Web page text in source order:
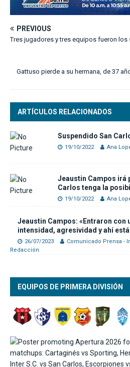
PREVIOUS
Tres jugadores y tres equipos fueron
Gattuso pierde a su hermana, de 37
ARTÍCULOS RELACIONADOS
Suspendido San
19/10/2022 Ana
Jeaustin Campos irá
Carlos tenga la
19/10/2022 Ana
Jeaustin Campos: «Entraron con
intensidad, agresividad y ahí
26/07/2023
Comunicado Prensa -
Redacción
EQUIPOS DE PRIMERA DIVISIÓN